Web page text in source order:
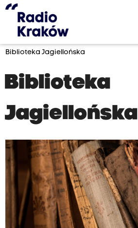
Biblioteka Jagiellońska
Biblioteka
Jagiellońska